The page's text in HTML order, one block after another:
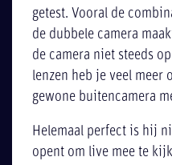
getest. Vooral de
de dubbele camera
de camera niet steeds
lenzen heb je veel meer
gewone buitencamera
Helemaal perfect is hij
opent om live mee te